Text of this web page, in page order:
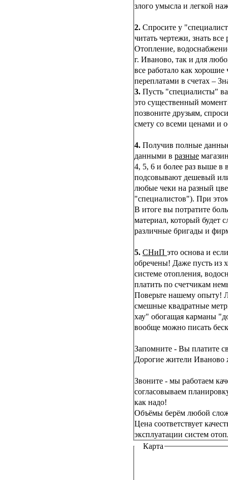
злого умысла и легкой
2. Спросите у
читать чертежи, знать
Отопление,
г. Иваново, так и для
все работало как
переплатами в счетах –
3. Пусть "специалисты"
это существенный
позвоните друзьям,
смету со всеми ценами и
4. Получив полные
данными в разные
4, 5, 6 и более раз выше в
подсовывают дешевый
любые чеки на разный
"специалистов"). При
В итоге вы потратите
материал, который будет
различные бригады и
5. СНиП это основа и
обречены! Даже пусть из
системе отопления,
платить по счетчикам
Поверьте нашему опыту!
смешные квадратные
хау" обогащая карманы
вообще можно писать
Запомните - Вы платите
Дорогие жители Иваново
Звоните - мы работаем
согласовываем
как надо!
Объёмы берём любой
Цена соответствует
эксплуатации систем
Карта